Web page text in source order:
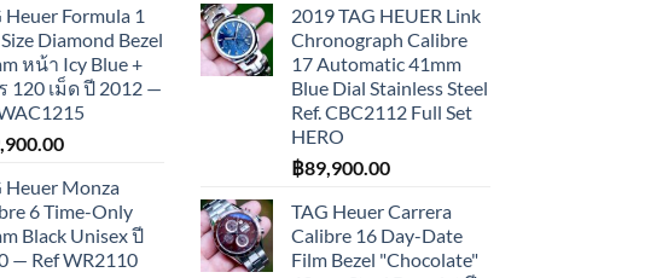
Heuer Formula 1
Diamond Bezel
หน้า Icy Blue +
120 เม็ด ปี 2012 —
Heuer Monza
6 Time-Only
Black Unisex ปี
— Ref WR2110
2019 TAG HEUER Link
Chronograph Calibre
17 Automatic 41mm
Blue Dial Stainless Steel
Ref. CBC2112 Full Set
HERO
฿89,900.00
TAG Heuer Carrera
Calibre 16 Day-Date
Film Bezel "Chocolate"